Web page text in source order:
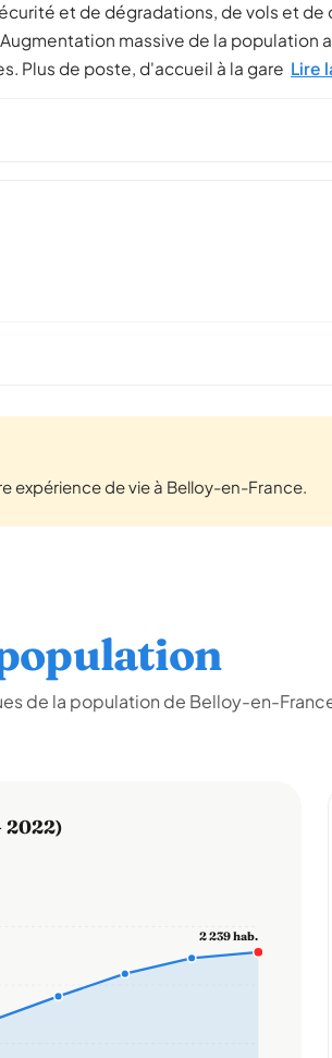
et de dégradations, de vols et
massive de la population
Plus de poste, d'accueil à la gare Lire
expérience de vie à Belloy-en-France.
de la population de Belloy-en-
2022)
2 239 hab.